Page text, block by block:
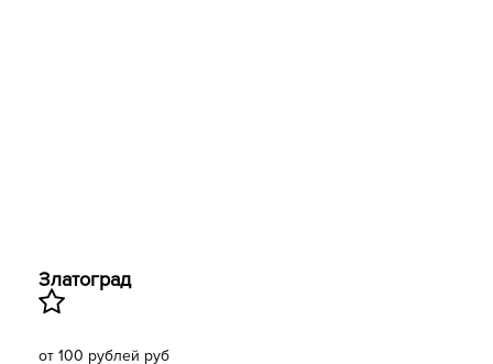
Златоград
от 100 рублей руб